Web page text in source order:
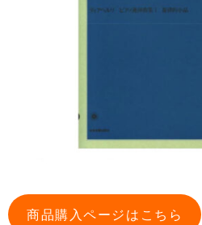
商品購入ページはこちら